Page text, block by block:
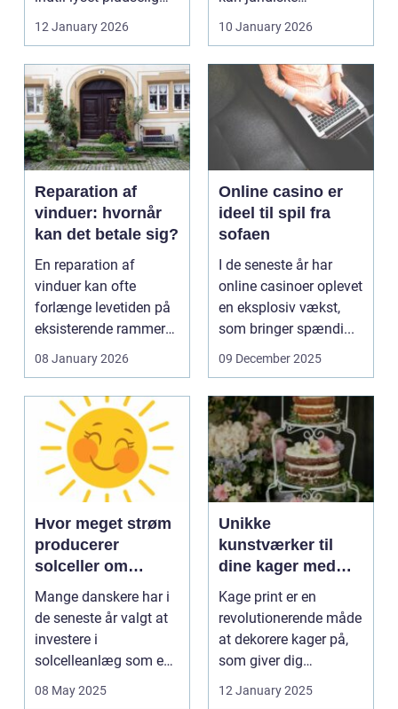
går, el...
12 January 2026
spørgsmål hurtigt
vokse si...
10 January 2026
Reparation af
vinduer: hvornår
kan det betale sig?
En reparation af
vinduer kan ofte
forlænge levetiden på
eksisterende rammer
og glas med ...
08 January 2026
Online casino er
ideel til spil fra
sofaen
I de seneste år har
online casinoer oplevet
en eksplosiv vækst,
som bringer spændi...
09 December 2025
Hvor meget strøm
producerer
solceller om
vinteren?
Mange danskere har i
de seneste år valgt at
investere i
solcelleanlæg som en
bæred...
08 May 2025
Unikke
kunstværker til
dine kager med
kage print
Kage print er en
revolutionerende måde
at dekorere kager på,
som giver dig
mulighed for ...
12 January 2025